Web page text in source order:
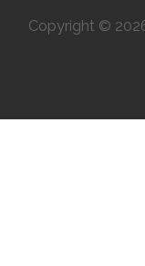
Copyright ©